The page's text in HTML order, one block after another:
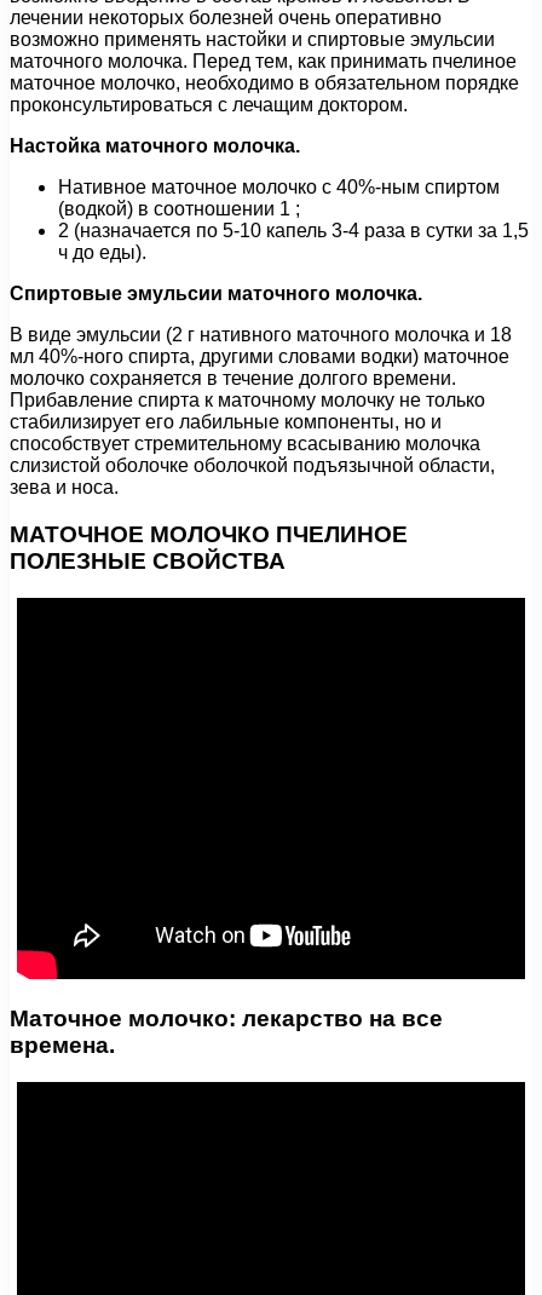
лечении некоторых болезней очень оперативно
возможно применять настойки и спиртовые эмульсии
маточного молочка. Перед тем, как принимать пчелиное
маточное молочко, необходимо в обязательном порядке
проконсультироваться с лечащим доктором.
Настойка маточного молочка.
Нативное маточное молочко с 40%-ным спиртом
(водкой) в соотношении 1 ;
2 (назначается по 5-10 капель 3-4 раза в сутки за 1,5
ч до еды).
Спиртовые эмульсии маточного молочка.
В виде эмульсии (2 г нативного маточного молочка и 18
мл 40%-ного спирта, другими словами водки) маточное
молочко сохраняется в течение долгого времени.
Прибавление спирта к маточному молочку не только
стабилизирует его лабильные компоненты, но и
способствует стремительному всасыванию молочка
слизистой оболочке оболочкой подъязычной области,
зева и носа.
МАТОЧНОЕ МОЛОЧКО ПЧЕЛИНОЕ
ПОЛЕЗНЫЕ СВОЙСТВА
Маточное молочко: лекарство на все
времена.